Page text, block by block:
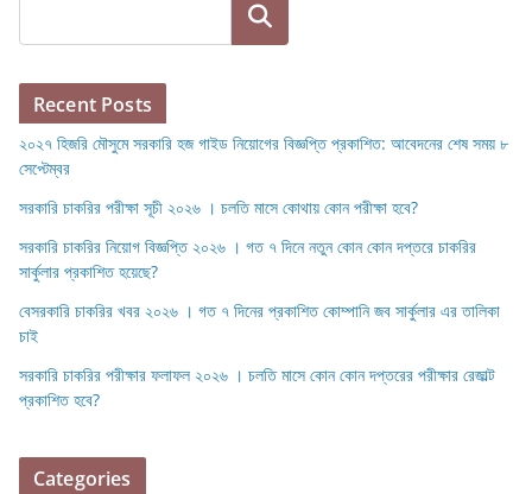
Search
Recent Posts
২০২৭ হিজরি মৌসুমে সরকারি হজ গাইড নিয়োগের বিজ্ঞপ্তি প্রকাশিত: আবেদনের শেষ সময় ৮
সেপ্টেম্বর
সরকারি চাকরির পরীক্ষা সূচী ২০২৬ । চলতি মাসে কোথায় কোন পরীক্ষা হবে?
সরকারি চাকরির নিয়োগ বিজ্ঞপ্তি ২০২৬ । গত ৭ দিনে নতুন কোন কোন দপ্তরে চাকরির
সার্কুলার প্রকাশিত হয়েছে?
বেসরকারি চাকরির খবর ২০২৬ । গত ৭ দিনের প্রকাশিত কোম্পানি জব সার্কুলার এর তালিকা
চাই
সরকারি চাকরির পরীক্ষার ফলাফল ২০২৬ । চলতি মাসে কোন কোন দপ্তরের পরীক্ষার রেজাল্ট
প্রকাশিত হবে?
Categories